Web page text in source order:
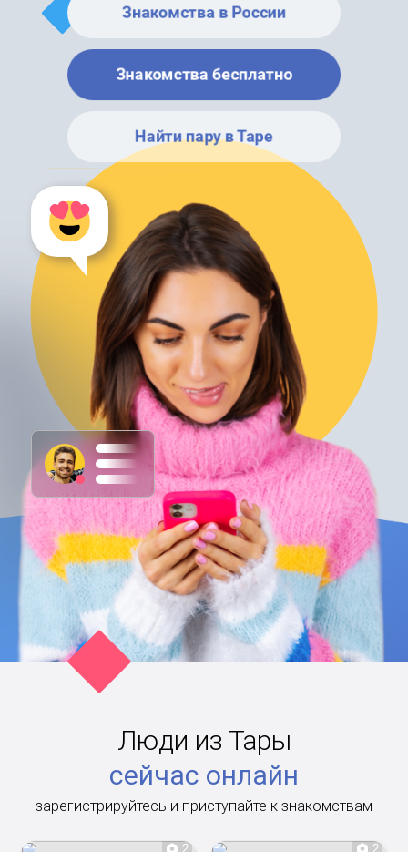
Знакомства в России
Знакомства бесплатно
Найти пару в Таре
Люди из Тары
сейчас онлайн
зарегистрируйтесь и приступайте к знакомствам
2 2